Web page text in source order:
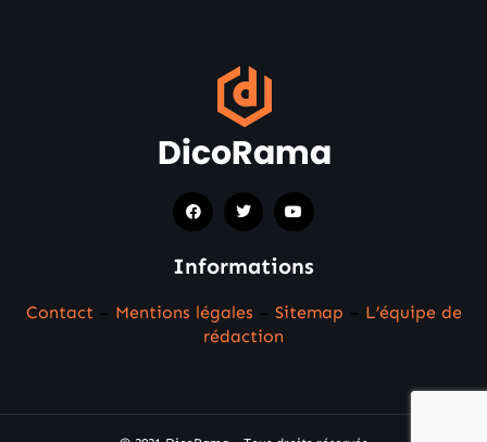
Informations
Contact Mentions légales Sitemap
L’équipe de
rédaction